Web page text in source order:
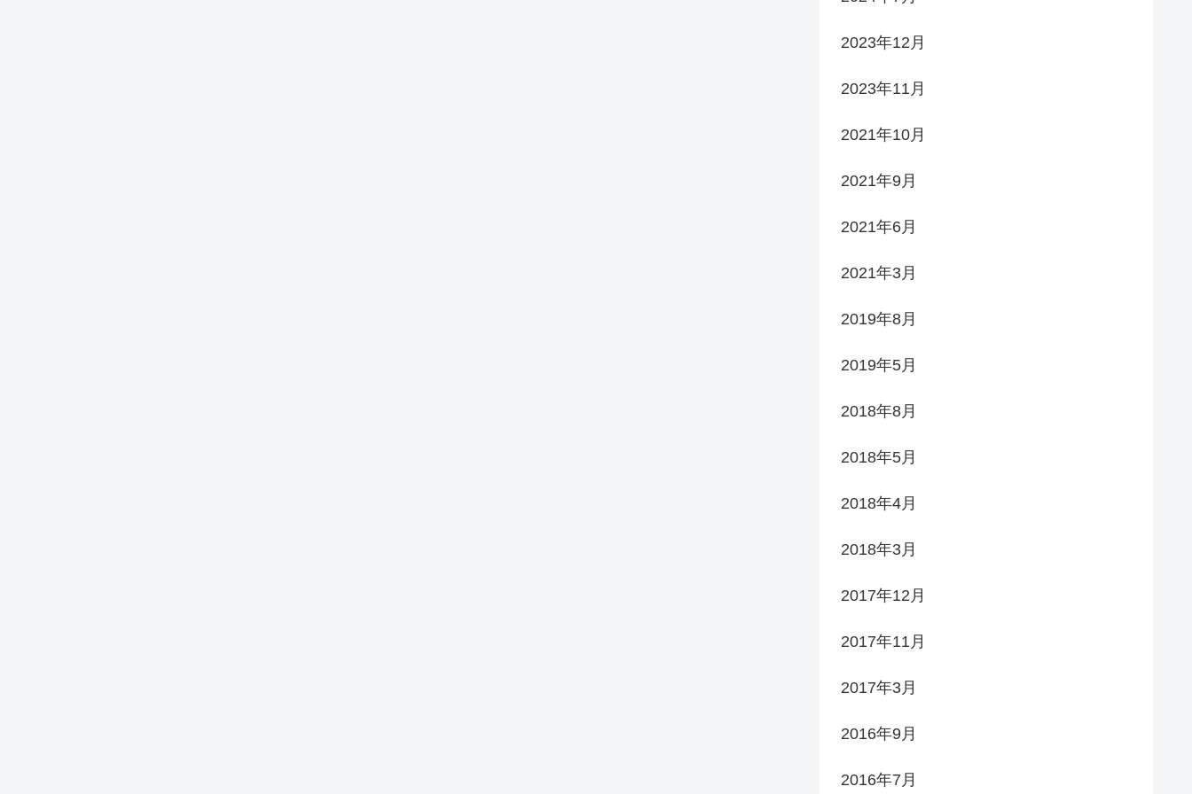
2023年12月
2023年11月
2021年10月
2021年9月
2021年6月
2021年3月
2019年8月
2019年5月
2018年8月
2018年5月
2018年4月
2018年3月
2017年12月
2017年11月
2017年3月
2016年9月
2016年7月